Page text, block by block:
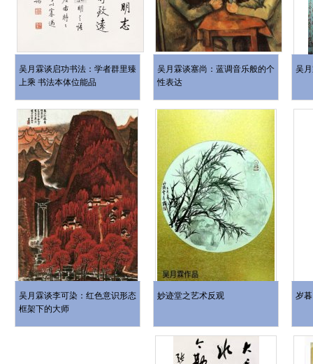
吴月霖谈启功书法：学者群里臻
上乘 书法本体位能品
吴月霖谈塞尚：蓝调音乐般的个
性表达
吴
吴月霖谈李可染：红色意识形态
框架下的大师
妙迹堂之艺术反观 岁